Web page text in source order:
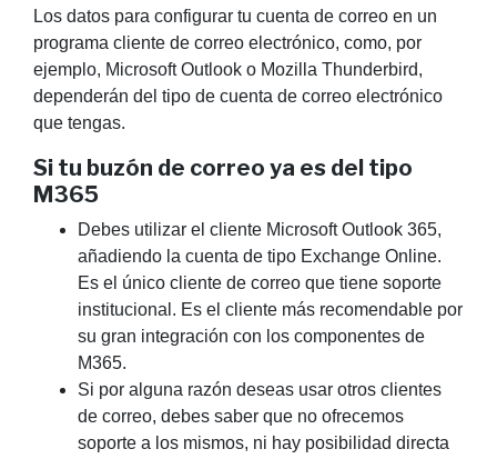
Los datos para configurar tu cuenta de correo en un
programa cliente de correo electrónico, como, por
ejemplo, Microsoft Outlook o Mozilla Thunderbird,
dependerán del tipo de cuenta de correo electrónico
que tengas.
Si tu buzón de correo ya es del tipo
M365
Debes utilizar el cliente Microsoft Outlook 365,
añadiendo la cuenta de tipo Exchange Online.
Es el único cliente de correo que tiene soporte
institucional. Es el cliente más recomendable por
su gran integración con los componentes de
M365.
Si por alguna razón deseas usar otros clientes
de correo, debes saber que no ofrecemos
soporte a los mismos, ni hay posibilidad directa